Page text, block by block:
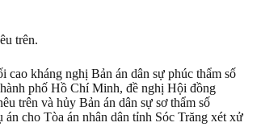
trên.
kháng nghị Bản án dân sự phúc thẩm số
phố Hồ Chí Minh, đề nghị Hội đồng
trên và hủy Bản án dân sự sơ thẩm số
cho Tòa án nhân dân tỉnh Sóc Trăng xét xử